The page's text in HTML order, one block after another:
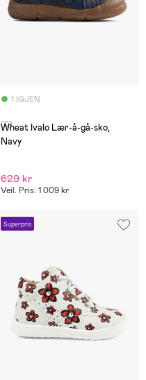
1 IGJEN
(0)
Wheat Ivalo Lær-å-gå-sko,
Navy
629 kr
Veil. Pris: 1 009 kr
Superpris